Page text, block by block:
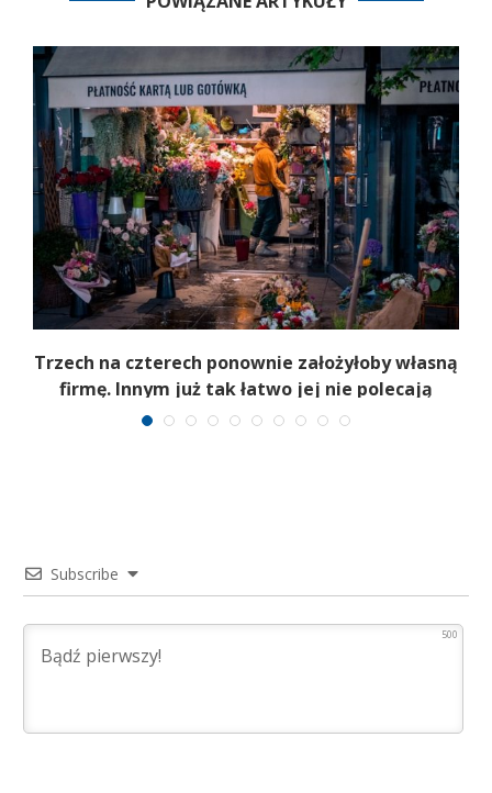
Trzech na czterech ponownie założyłoby własną
firmę. Innym już tak łatwo jej nie polecają
Subscribe
500